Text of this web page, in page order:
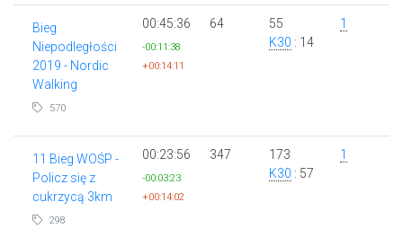
Bieg
Niepodległości
2019 - Nordic
Walking
570
00:45:36
-00:11:38
+00:14:11
64
55
K30 : 14
1
11 Bieg WOŚP -
Policz się z
cukrzycą 3km
298
00:23:56
-00:03:23
+00:14:02
347
173
K30 : 57
1